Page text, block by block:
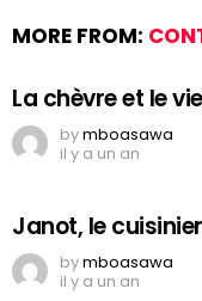
MORE FROM:
La chèvre et le
bymboasawa
il y a un an
Janot, le
bymboasawa
il y a un an